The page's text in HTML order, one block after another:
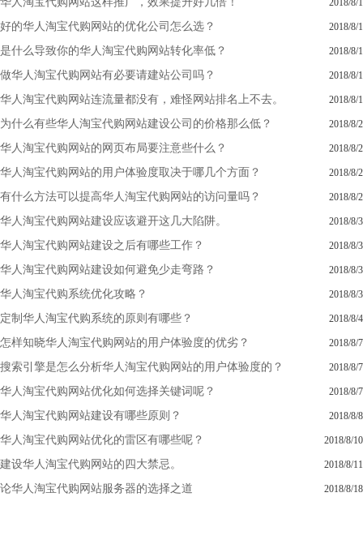
2018/8/1
好的华人淘宝代购网站的优化公司怎么选？ 2018/8/1
是什么导致你的华人淘宝代购网站转化率低？ 2018/8/1
做华人淘宝代购网站有必要请建站公司吗？ 2018/8/1
华人淘宝代购网站连流量都没有，难怪网站排名上不去。 2018/8/1
为什么有些华人淘宝代购网站建设公司的价格那么低？ 2018/8/2
华人淘宝代购网站的网页布局要注意些什么？ 2018/8/2
华人淘宝代购网站的用户体验度取决于哪几个方面？ 2018/8/2
有什么方法可以提高华人淘宝代购网站的访问量吗？ 2018/8/2
华人淘宝代购网站建设应该避开这几大陷阱。 2018/8/3
华人淘宝代购网站建设之后有哪些工作？ 2018/8/3
华人淘宝代购网站建设如何避免少走弯路？ 2018/8/3
华人淘宝代购系统优化攻略？ 2018/8/3
定制华人淘宝代购系统的原则有哪些？ 2018/8/4
怎样知晓华人淘宝代购网站的用户体验度的优劣？ 2018/8/7
搜索引擎是怎么分析华人淘宝代购网站的用户体验度的？ 2018/8/7
华人淘宝代购网站优化如何选择关键词呢？ 2018/8/7
华人淘宝代购网站建设有哪些原则？ 2018/8/8
华人淘宝代购网站优化的雷区有哪些呢？ 2018/8/10
建设华人淘宝代购网站的四大禁忌。 2018/8/11
论华人淘宝代购网站服务器的选择之道 2018/8/18